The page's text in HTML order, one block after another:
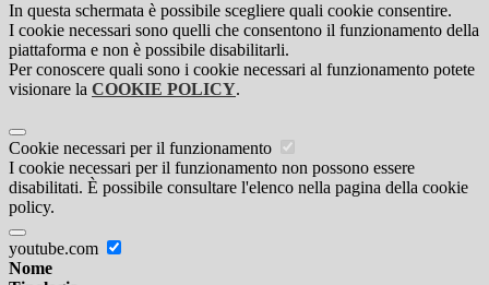
In questa schermata è possibile scegliere quali cookie consentire.
I cookie necessari sono quelli che consentono il funzionamento della
piattaforma e non è possibile disabilitarli.
Per conoscere quali sono i cookie necessari al funzionamento potete
visionare la COOKIE POLICY.
Cookie necessari per il funzionamento
I cookie necessari per il funzionamento non possono essere
disabilitati. È possibile consultare l'elenco nella pagina della cookie
policy.
youtube.com
Nome